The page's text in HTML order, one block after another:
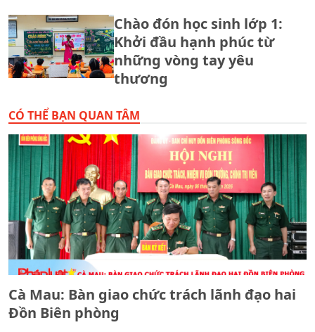
Chào đón học sinh lớp 1:
Khởi đầu hạnh phúc từ
những vòng tay yêu
thương
CÓ THỂ BẠN QUAN TÂM
Cà Mau: Bàn giao chức trách lãnh đạo hai
Đồn Biên phòng